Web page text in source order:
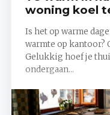
woning koel
Is het op warme
warmte op kantoor?
Gelukkig hoef je
ondergaan...